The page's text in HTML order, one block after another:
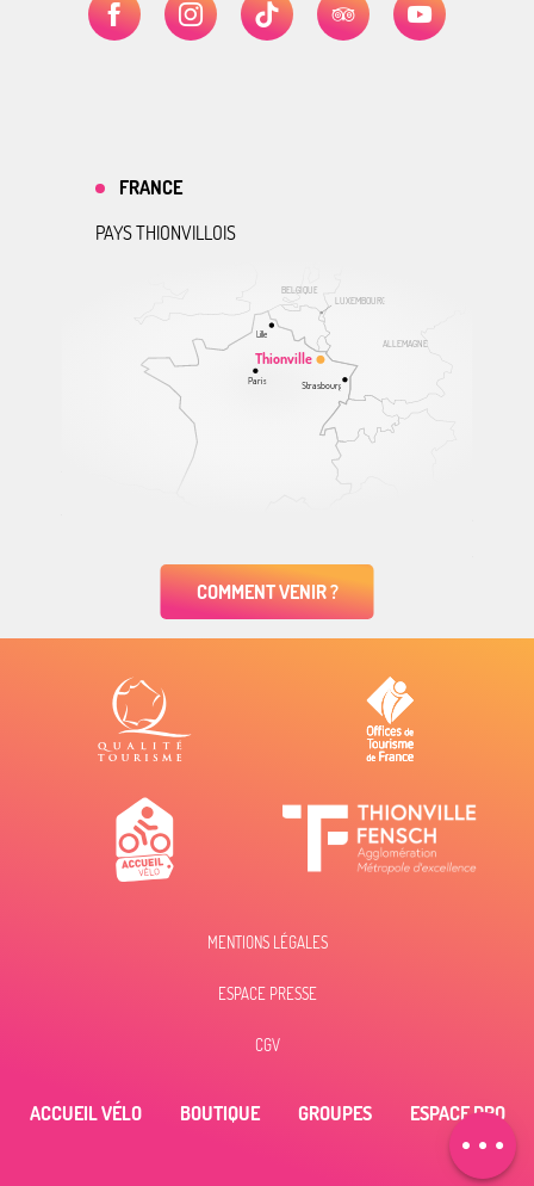
Contacter par
email
ALLEMAGNE
BELGIQUE
LUXEMBOURG
Thionville
Lille
Paris Strasbourg
FRANCE
PAYS THIONVILLOIS
COMMENT VENIR ?
MENTIONS LÉGALES
ESPACE PRESSE
CGV
ACCUEIL VÉLO BOUTIQUE GROUPES ESPACE PRO